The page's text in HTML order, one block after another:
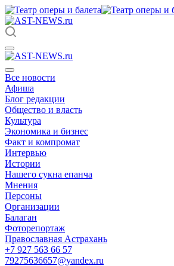
Все новости
Афиша
Блог редакции
Общество и власть
Культура
Экономика и бизнес
Факт и компромат
Интервью
Истории
Нашего сукна епанча
Мнения
Персоны
Организации
Балаган
Фоторепортаж
Православная Астрахань
+7 927 563 66 57
79275636657@yandex.ru